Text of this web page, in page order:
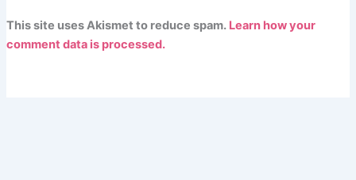
This site uses Akismet to reduce spam. Learn how your
comment data is processed.